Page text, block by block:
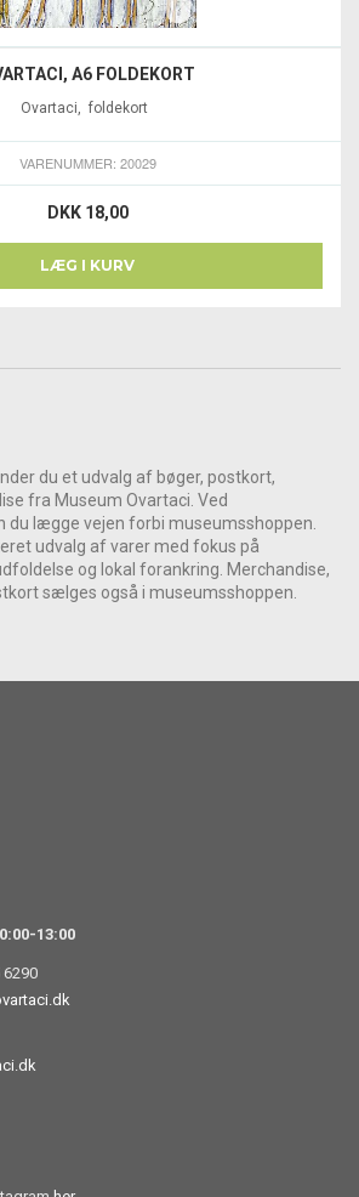
A6 FOLDEKORT
Ovartaci, foldekort
VARENUMMER: 20029
DKK 18,00
LÆG I KURV
du et udvalg af bøger, postkort,
fra Museum Ovartaci. Ved
du lægge vejen forbi museumsshoppen.
udvalg af varer med fokus på
og lokal forankring. Merchandise,
sælges også i museumsshoppen.
13:00
6290